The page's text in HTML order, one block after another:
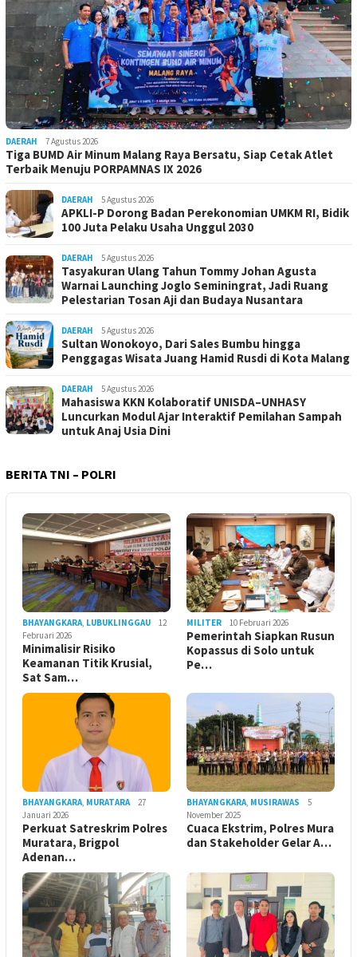
DAERAH 7 Agustus 2026
Tiga BUMD Air Minum Malang Raya Bersatu, Siap Cetak Atlet
Terbaik Menuju PORPAMNAS IX 2026
DAERAH 5 Agustus 2026
APKLI-P Dorong Badan Perekonomian UMKM RI, Bidik
100 Juta Pelaku Usaha Unggul 2030
DAERAH 5 Agustus 2026
Tasyakuran Ulang Tahun Tommy Johan Agusta
Warnai Launching Joglo Seminingrat, Jadi Ruang
Pelestarian Tosan Aji dan Budaya Nusantara
DAERAH 5 Agustus 2026
Sultan Wonokoyo, Dari Sales Bumbu hingga
Penggagas Wisata Juang Hamid Rusdi di Kota Malang
DAERAH 5 Agustus 2026
Mahasiswa KKN Kolaboratif UNISDA–UNHASY
Luncurkan Modul Ajar Interaktif Pemilahan Sampah
untuk Anaj Usia Dini
BERITA TNI – POLRI
BHAYANGKARA, LUBUKLINGGAU
12
Februari 2026
Minimalisir Risiko
Keamanan Titik Krusial,
Sat Sam…
MILITER 10 Februari 2026
Pemerintah Siapkan Rusun
Kopassus di Solo untuk
Pe…
BHAYANGKARA, MURATARA
27
Januari 2026
Perkuat Satreskrim Polres
Muratara, Brigpol
Adenan…
BHAYANGKARA, MUSIRAWAS
5
November 2025
Cuaca Ekstrim, Polres Mura
dan Stakeholder Gelar A…